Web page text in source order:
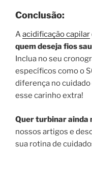
Conclusão:
Aacidificação capilar
quem deseja fios
Inclua no seu
específicos como o
diferença no
esse carinho extra!
Quer turbinar ainda
nossos artigos e
sua rotina de